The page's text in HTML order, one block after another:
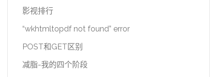
影视排行
“wkhtmltopdf not found” error
POST和GET区别
减脂-我的四个阶段